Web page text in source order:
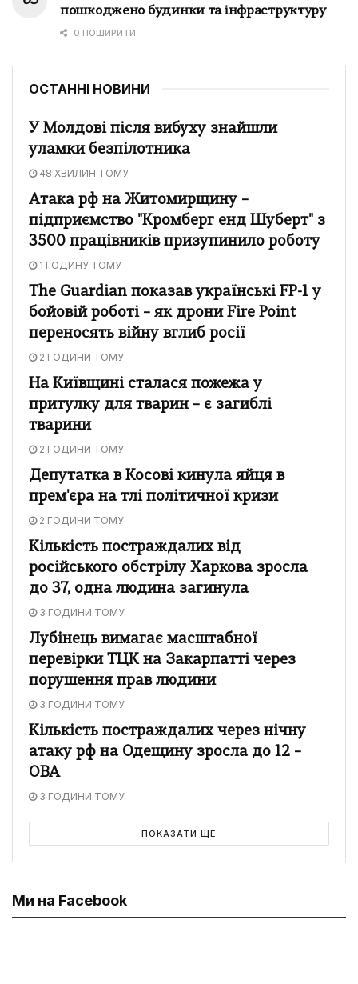
пошкоджено будинки та інфраструктуру
0 ПОШИРИТИ
ОСТАННІ НОВИНИ
У Молдові після вибуху знайшли
уламки безпілотника
48 ХВИЛИН ТОМУ
Атака рф на Житомирщину –
підприємство "Кромберг енд Шуберт" з
3500 працівників призупинило роботу
1 ГОДИНУ ТОМУ
The Guardian показав українські FP-1 у
бойовій роботі – як дрони Fire Point
переносять війну вглиб росії
2 ГОДИНИ ТОМУ
На Київщині сталася пожежа у
притулку для тварин – є загиблі
тварини
2 ГОДИНИ ТОМУ
Депутатка в Косові кинула яйця в
прем'єра на тлі політичної кризи
2 ГОДИНИ ТОМУ
Кількість постраждалих від
російського обстрілу Харкова зросла
до 37, одна людина загинула
3 ГОДИНИ ТОМУ
Лубінець вимагає масштабної
перевірки ТЦК на Закарпатті через
порушення прав людини
3 ГОДИНИ ТОМУ
Кількість постраждалих через нічну
атаку рф на Одещину зросла до 12 –
ОВА
3 ГОДИНИ ТОМУ
ПОКАЗАТИ ЩЕ
Ми на Facebook